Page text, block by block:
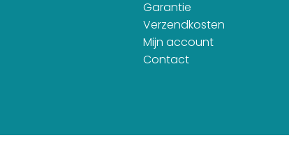
Garantie
Verzendkosten
Mijn account
Contact